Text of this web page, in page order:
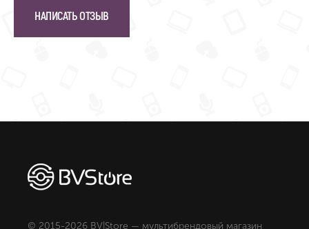
НАПИСАТЬ ОТЗЫВ
© 2015-2026 BV|Store — мультибрендовый магазин